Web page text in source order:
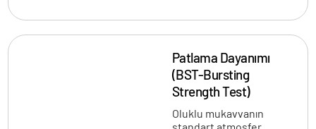
Patlama Dayanımı
(BST-Bursting
Strength Test)
Oluklu mukavvanın